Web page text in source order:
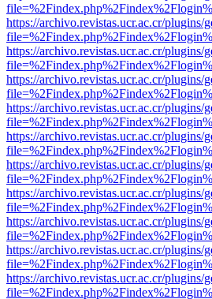
https://archivo.revistas.ucr.ac.cr/
https://archivo.revistas.ucr.ac.cr/
https://archivo.revistas.ucr.ac.cr/
https://archivo.revistas.ucr.ac.cr/
https://archivo.revistas.ucr.ac.cr/
https://archivo.revistas.ucr.ac.cr/
https://archivo.revistas.ucr.ac.cr/
https://archivo.revistas.ucr.ac.cr/
https://archivo.revistas.ucr.ac.cr/
https://archivo.revistas.ucr.ac.cr/